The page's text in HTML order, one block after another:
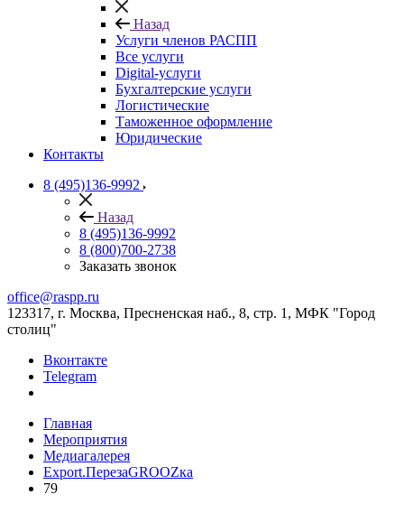
Назад
Услуги членов РАСПП
Все услуги
Digital-услуги
Бухгалтерские услуги
Логистические
Таможенное оформление
Юридические
Контакты
8 (495)136-9992
Назад
8 (495)136-9992
8 (800)700-2738
Заказать звонок
office@raspp.ru
123317, г. Москва, Пресненская наб., 8, стр. 1, МФК "Город
столиц"
Вконтакте
Telegram
Главная
Мероприятия
Медиагалерея
Export.ПерезаGROOZка
79